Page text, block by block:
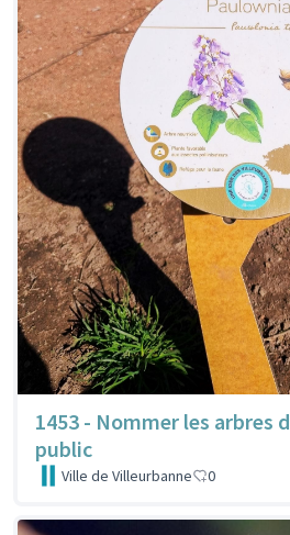
1453 - Nommer les arbres
public
Ville de Villeurbanne 0